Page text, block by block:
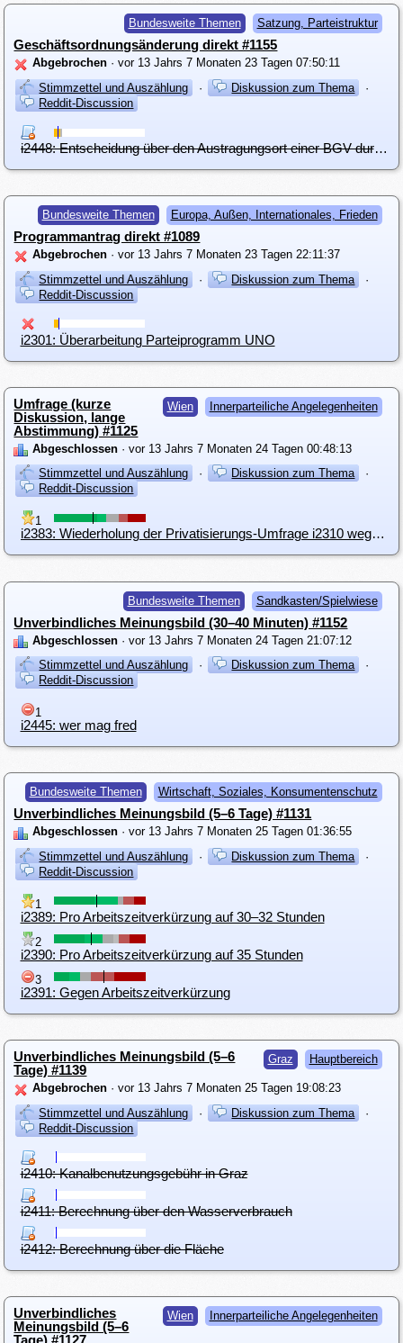
Bundesweite Themen Satzung, Parteistruktur
Geschäftsordnungsänderung direkt #1155
Abgebrochen · vor 13 Jahrs 7 Monaten 23 Tagen 07:50:11
Stimmzettel und Auszählung
· Diskussion zum Thema
·
Reddit-Discussion
i2448: Entscheidung über den Austragungsort einer BGV durch die Basis
Bundesweite Themen Europa, Außen, Internationales, Frieden
Programmantrag direkt #1089
Abgebrochen · vor 13 Jahrs 7 Monaten 23 Tagen 22:11:37
Stimmzettel und Auszählung
· Diskussion zum Thema
·
Reddit-Discussion
i2301: Überarbeitung Parteiprogramm UNO
Wien Innerparteiliche Angelegenheiten
Umfrage (kurze
Diskussion, lange
Abstimmung) #1125
Abgeschlossen · vor 13 Jahrs 7 Monaten 24 Tagen 00:48:13
Stimmzettel und Auszählung
· Diskussion zum Thema
·
Reddit-Discussion
1
i2383: Wiederholung der Privatisierungs-Umfrage i2310 wegen widersprüchlicher Fragestellung
Bundesweite Themen Sandkasten/Spielwiese
Unverbindliches Meinungsbild (30–40 Minuten) #1152
Abgeschlossen · vor 13 Jahrs 7 Monaten 24 Tagen 21:07:12
Stimmzettel und Auszählung
· Diskussion zum Thema
·
Reddit-Discussion
1
i2445: wer mag fred
Bundesweite Themen Wirtschaft, Soziales, Konsumentenschutz
Unverbindliches Meinungsbild (5–6 Tage) #1131
Abgeschlossen · vor 13 Jahrs 7 Monaten 25 Tagen 01:36:55
Stimmzettel und Auszählung
· Diskussion zum Thema
·
Reddit-Discussion
1
i2389: Pro Arbeitszeitverkürzung auf 30–32 Stunden
2
i2390: Pro Arbeitszeitverkürzung auf 35 Stunden
3
i2391: Gegen Arbeitszeitverkürzung
Graz Hauptbereich
Unverbindliches Meinungsbild (5–6
Tage) #1139
Abgebrochen · vor 13 Jahrs 7 Monaten 25 Tagen 19:08:23
Stimmzettel und Auszählung
· Diskussion zum Thema
·
Reddit-Discussion
i2410: Kanalbenutzungsgebühr in Graz
i2411: Berechnung über den Wasserverbrauch
i2412: Berechnung über die Fläche
Wien Innerparteiliche Angelegenheiten
Unverbindliches
Meinungsbild (5–6
Tage) #1127